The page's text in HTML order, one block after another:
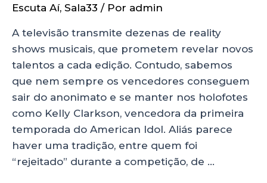
Escuta Aí, Sala33 / Por admin
A televisão transmite dezenas de reality
shows musicais, que prometem revelar novos
talentos a cada edição. Contudo, sabemos
que nem sempre os vencedores conseguem
sair do anonimato e se manter nos holofotes
como Kelly Clarkson, vencedora da primeira
temporada do American Idol. Aliás parece
haver uma tradição, entre quem foi
“rejeitado” durante a competição, de …